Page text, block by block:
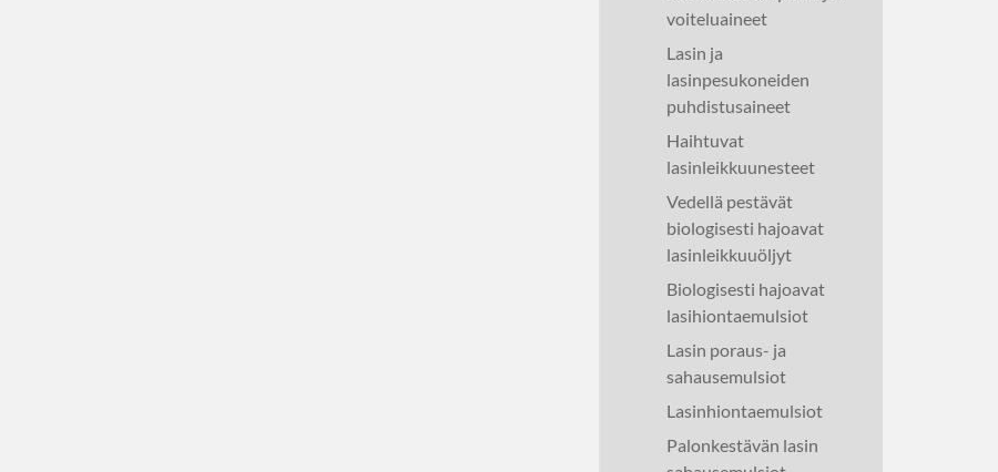
voiteluaineet
Lasin ja
lasinpesukoneiden
puhdistusaineet
Haihtuvat
lasinleikkuunesteet
Vedellä pestävät
biologisesti hajoavat
lasinleikkuuöljyt
Biologisesti hajoavat
lasihiontaemulsiot
Lasin poraus- ja
sahausemulsiot
Lasinhiontaemulsiot
Palonkestävän lasin